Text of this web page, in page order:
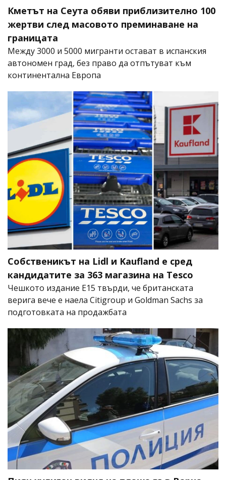
Кметът на Сеута обяви приблизително 100
жертви след масовото преминаване на
границата
Между 3000 и 5000 мигранти остават в испанския
автономен град, без право да отпътуват към
континентална Европа
Собственикът на Lidl и Kaufland е сред
кандидатите за 363 магазина на Tesco
Чешкото издание E15 твърди, че британската
верига вече е наела Citigroup и Goldman Sachs за
подготовката на продажбата